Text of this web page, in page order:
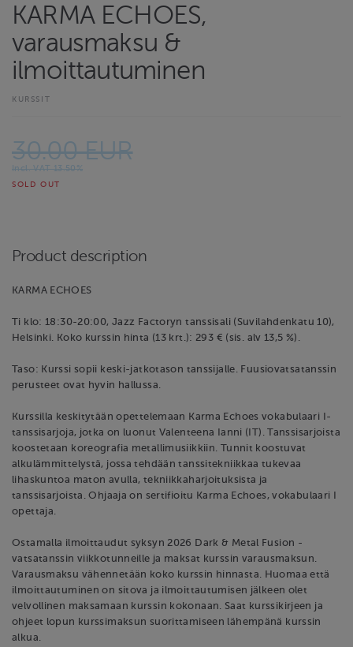
KARMA ECHOES,
varausmaksu &
ilmoittautuminen
KURSSIT
30.00 EUR
Incl. VAT 13.50%
SOLD OUT
Product description
KARMA ECHOES
Ti klo: 18:30-20:00, Jazz Factoryn tanssisali (Suvilahdenkatu 10),
Helsinki. Koko kurssin hinta (13 krt.): 293 € (sis. alv 13,5 %).
Taso: Kurssi sopii keski-jatkotason tanssijalle. Fuusiovatsatanssin
perusteet ovat hyvin hallussa.
Kurssilla keskitytään opettelemaan Karma Echoes vokabulaari I-
tanssisarjoja, jotka on luonut Valenteena Ianni (IT). Tanssisarjoista
koostetaan koreografia metallimusiikkiin. Tunnit koostuvat
alkulämmittelystä, jossa tehdään tanssitekniikkaa tukevaa
lihaskuntoa maton avulla, tekniikkaharjoituksista ja
tanssisarjoista. Ohjaaja on sertifioitu Karma Echoes, vokabulaari I
opettaja.
Ostamalla ilmoittaudut syksyn 2026 Dark & Metal Fusion -
vatsatanssin viikkotunneille ja maksat kurssin varausmaksun.
Varausmaksu vähennetään koko kurssin hinnasta. Huomaa että
ilmoittautuminen on sitova ja ilmoittautumisen jälkeen olet
velvollinen maksamaan kurssin kokonaan. Saat kurssikirjeen ja
ohjeet lopun kurssimaksun suorittamiseen lähempänä kurssin
alkua.